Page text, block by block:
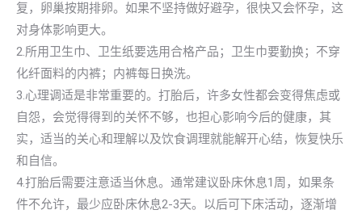
复，卵巢按期排卵。如果不坚持做好避孕，很快又会怀孕，这
对身体影响更大。
2.所用卫生巾、卫生纸要选用合格产品；卫生巾要勤换；不穿
化纤面料的内裤；内裤每日换洗。
3.心理调适是非常重要的。打胎后，许多女性都会变得焦虑或
自怨，会觉得得到的关怀不够，也担心影响今后的健康，其
实，适当的关心和理解以及饮食调理就能解开心结，恢复快乐
和自信。
4.打胎后需要注意适当休息。通常建议卧床休息1周，如果条
件不允许，最少应卧床休息2-3天。以后可下床活动，逐渐增